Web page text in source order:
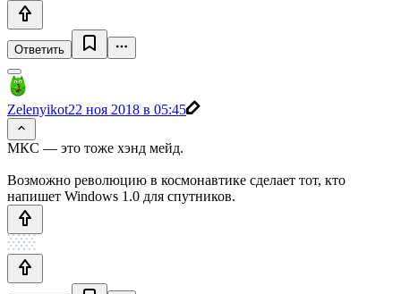
Ответить
Zelenyikot22 ноя 2018 в 05:45
МКС — это тоже хэнд мейд.
Возможно революцию в космонавтике сделает тот, кто
напишет Windows 1.0 для спутников.